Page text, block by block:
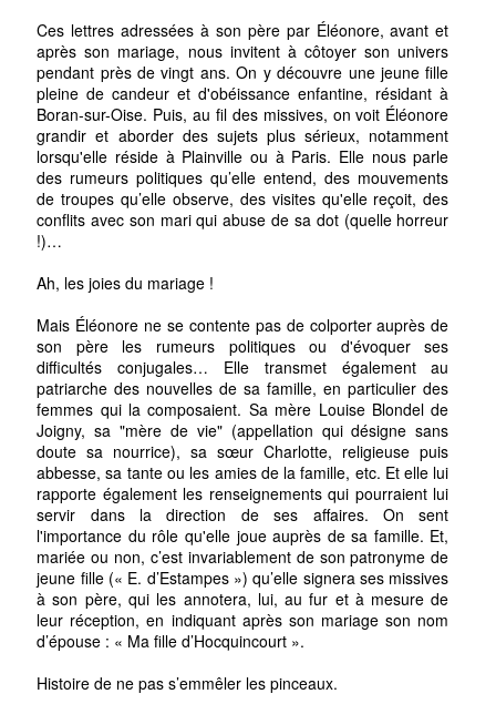
Ces lettres adressées à son père par Éléonore, avant et
après son mariage, nous invitent à côtoyer son univers
pendant près de vingt ans. On y découvre une jeune fille
pleine de candeur et d'obéissance enfantine, résidant à
Boran-sur-Oise. Puis, au fil des missives, on voit Éléonore
grandir et aborder des sujets plus sérieux, notamment
lorsqu'elle réside à Plainville ou à Paris. Elle nous parle
des rumeurs politiques qu’elle entend, des mouvements
de troupes qu’elle observe, des visites qu'elle reçoit, des
conflits avec son mari qui abuse de sa dot (quelle horreur
!)…
Ah, les joies du mariage !
Mais Éléonore ne se contente pas de colporter auprès de
son père les rumeurs politiques ou d'évoquer ses
difficultés conjugales… Elle transmet également au
patriarche des nouvelles de sa famille, en particulier des
femmes qui la composaient. Sa mère Louise Blondel de
Joigny, sa "mère de vie" (appellation qui désigne sans
doute sa nourrice), sa sœur Charlotte, religieuse puis
abbesse, sa tante ou les amies de la famille, etc. Et elle lui
rapporte également les renseignements qui pourraient lui
servir dans la direction de ses affaires. On sent
l'importance du rôle qu'elle joue auprès de sa famille. Et,
mariée ou non, c’est invariablement de son patronyme de
jeune fille (« E. d’Estampes ») qu’elle signera ses missives
à son père, qui les annotera, lui, au fur et à mesure de
leur réception, en indiquant après son mariage son nom
d’épouse : « Ma fille d’Hocquincourt ».
Histoire de ne pas s’emmêler les pinceaux.